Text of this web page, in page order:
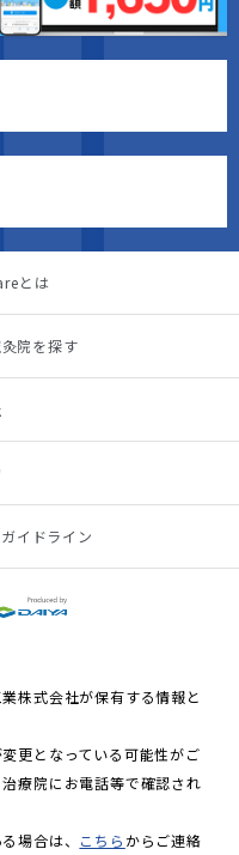
とは
院を探す
イドライン
株式会社が保有する情報と
更となっている可能性がご
療院にお電話等で確認され
場合は、 こちら からご連絡